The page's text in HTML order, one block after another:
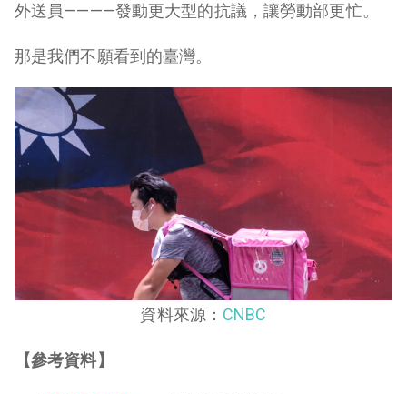
外送員————發動更大型的抗議，讓勞動部更忙。
那是我們不願看到的臺灣。
資料來源： CNBC
【參考資料】